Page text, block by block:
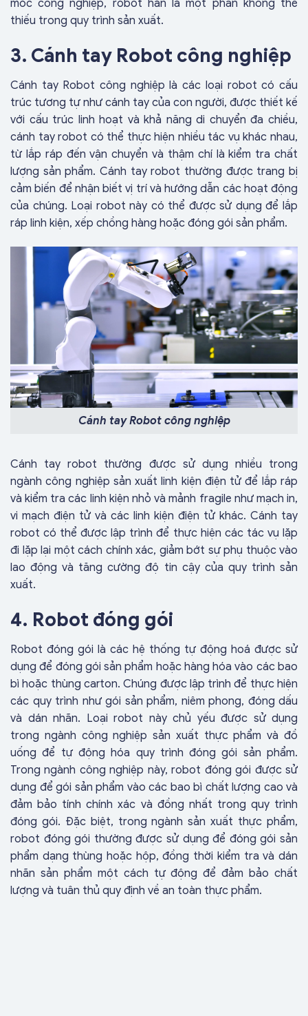
móc công nghiệp, robot hàn là một phần không thể
thiếu trong quy trình sản xuất.
3. Cánh tay Robot công nghiệp
Cánh tay Robot công nghiệp là các loại robot có cấu
trúc tương tự như cánh tay của con người, được thiết kế
với cấu trúc linh hoạt và khả năng di chuyển đa chiều,
cánh tay robot có thể thực hiện nhiều tác vụ khác nhau,
từ lắp ráp đến vận chuyển và thậm chí là kiểm tra chất
lượng sản phẩm. Cánh tay robot thường được trang bị
cảm biến để nhận biết vị trí và hướng dẫn các hoạt động
của chúng. Loại robot này có thể được sử dụng để lắp
ráp linh kiện, xếp chồng hàng hoặc đóng gói sản phẩm.
Cánh tay Robot công nghiệp
Cánh tay robot thường được sử dụng nhiều trong
ngành công nghiệp sản xuất linh kiện điện tử để lắp ráp
và kiểm tra các linh kiện nhỏ và mảnh fragile như mạch in,
vi mạch điện tử và các linh kiện điện tử khác. Cánh tay
robot có thể được lập trình để thực hiện các tác vụ lặp
đi lặp lại một cách chính xác, giảm bớt sự phụ thuộc vào
lao động và tăng cường độ tin cậy của quy trình sản
xuất.
4. Robot đóng gói
Robot đóng gói là các hệ thống tự động hoá được sử
dụng để đóng gói sản phẩm hoặc hàng hóa vào các bao
bì hoặc thùng carton. Chúng được lập trình để thực hiện
các quy trình như gói sản phẩm, niêm phong, đóng dấu
và dán nhãn. Loại robot này chủ yếu được sử dụng
trong ngành công nghiệp sản xuất thực phẩm và đồ
uống để tự động hóa quy trình đóng gói sản phẩm.
Trong ngành công nghiệp này, robot đóng gói được sử
dụng để gói sản phẩm vào các bao bì chất lượng cao và
đảm bảo tính chính xác và đồng nhất trong quy trình
đóng gói. Đặc biệt, trong ngành sản xuất thực phẩm,
robot đóng gói thường được sử dụng để đóng gói sản
phẩm dạng thùng hoặc hộp, đồng thời kiểm tra và dán
nhãn sản phẩm một cách tự động để đảm bảo chất
lượng và tuân thủ quy định về an toàn thực phẩm.